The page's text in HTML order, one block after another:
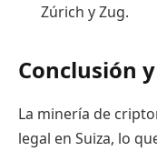
Zúrich y Zug.
Conclusión
La minería de
legal en Suiza, lo